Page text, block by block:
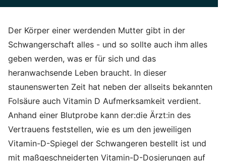
Der Körper einer werdenden Mutter gibt in der
Schwangerschaft alles - und so sollte auch ihm alles
geben werden, was er für sich und das
heranwachsende Leben braucht. In dieser
staunenswerten Zeit hat neben der allseits bekannten
Folsäure auch Vitamin D Aufmerksamkeit verdient.
Anhand einer Blutprobe kann der:die Ärzt:in des
Vertrauens feststellen, wie es um den jeweiligen
Vitamin-D-Spiegel der Schwangeren bestellt ist und
mit maßgeschneiderten Vitamin-D-Dosierungen auf